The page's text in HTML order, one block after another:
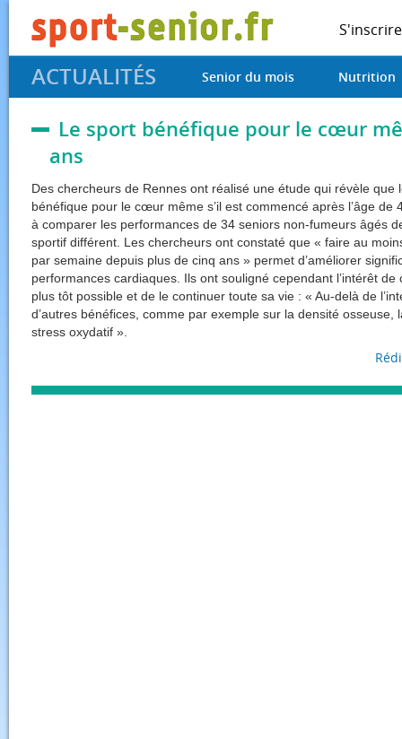
S'inscrire
ACTUALITÉS Senior du mois Nutrition
Le sport bénéfique pour le cœur
ans
Des chercheurs de Rennes ont réalisé une étude qui révèle que
bénéfique pour le cœur même s’il est commencé après l’âge de
à comparer les performances de 34 seniors non-fumeurs âgés
sportif différent. Les chercheurs ont constaté que « faire au
par semaine depuis plus de cinq ans » permet d’améliorer
performances cardiaques. Ils ont souligné cependant l’intérêt
plus tôt possible et de le continuer toute sa vie : « Au-delà de
d’autres bénéfices, comme par exemple sur la densité osseuse,
stress oxydatif ».